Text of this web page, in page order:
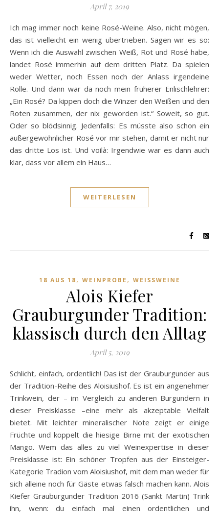
April 7, 2019
Ich mag immer noch keine Rosé-Weine. Also, nicht mögen,
das ist vielleicht ein wenig übertrieben. Sagen wir es so:
Wenn ich die Auswahl zwischen Weiß, Rot und Rosé habe,
landet Rosé immerhin auf dem dritten Platz. Da spielen
weder Wetter, noch Essen noch der Anlass irgendeine
Rolle. Und dann war da noch mein früherer Enlischlehrer:
„Ein Rosé? Da kippen doch die Winzer den Weißen und den
Roten zusammen, der nix geworden ist.“ Soweit, so gut.
Oder so blödsinnig. Jedenfalls: Es müsste also schon ein
außergewöhnlicher Rosé vor mir stehen, damit er nicht nur
das dritte Los ist. Und voilà: Irgendwie war es dann auch
klar, dass vor allem ein Haus…
WEITERLESEN
18 AUS 18, WEINPROBE , WEISSWEINE
Alois Kiefer
Grauburgunder Tradition:
klassisch durch den Alltag
April 5, 2019
Schlicht, einfach, ordentlich! Das ist der Grauburgunder aus
der Tradition-Reihe des Aloisiushof. Es ist ein angenehmer
Trinkwein, der – im Vergleich zu anderen Burgundern in
dieser Preisklasse –eine mehr als akzeptable Vielfalt
bietet. Mit leichter mineralischer Note zeigt er einige
Früchte und koppelt die hiesige Birne mit der exotischen
Mango. Wem das alles zu viel Weinexpertise in dieser
Preisklasse ist: Ein schöner Tropfen aus der Einsteiger-
Kategorie Tradion vom Aloisiushof, mit dem man weder für
sich alleine noch für Gäste etwas falsch machen kann. Alois
Kiefer Grauburgunder Tradition 2016 (Sankt Martin) Trink
ihn, wenn: du einfach mal einen ordentlichen und